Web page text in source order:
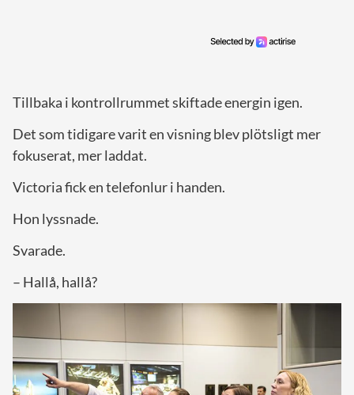
Tillbaka i kontrollrummet skiftade energin igen.
Det som tidigare varit en visning blev plötsligt mer
fokuserat, mer laddat.
Victoria fick en telefonlur i handen.
Hon lyssnade.
Svarade.
– Hallå, hallå?